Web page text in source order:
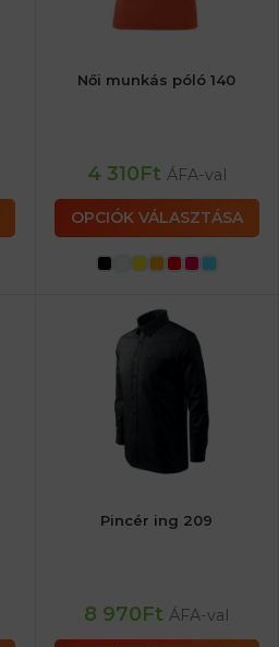
Női munkás póló 140
4 310Ft ÁFA-val
OPCIÓK VÁLASZTÁSA
Pincér ing 209
8 970Ft ÁFA-val